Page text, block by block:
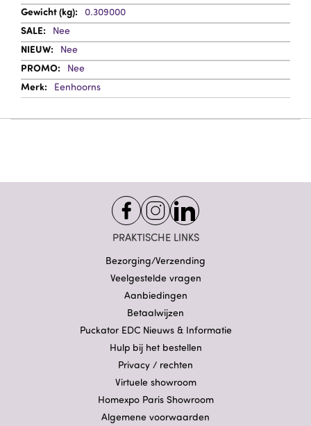
0.309000
Nee
Nee
Nee
Eenhoorns
PRAKTISCHE LINKS
Bezorging/Verzending
Veelgestelde vragen
Aanbiedingen
Betaalwijzen
Puckator EDC Nieuws & Informatie
Hulp bij het bestellen
Privacy / rechten
Virtuele showroom
Homexpo Paris Showroom
Algemene voorwaarden